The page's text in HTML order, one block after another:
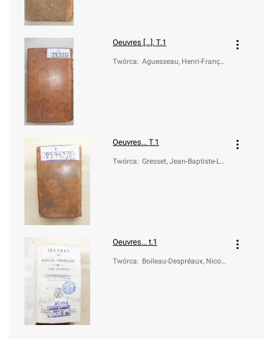
Oeuvres [...]. T.1
Twórca: Aguesseau, Henri-Françoi
Oeuvres... T.1
Twórca: Gresset, Jean-Baptiste-Lo
Oeuvres... t.1
Twórca: Boileau-Despréaux, Nicola